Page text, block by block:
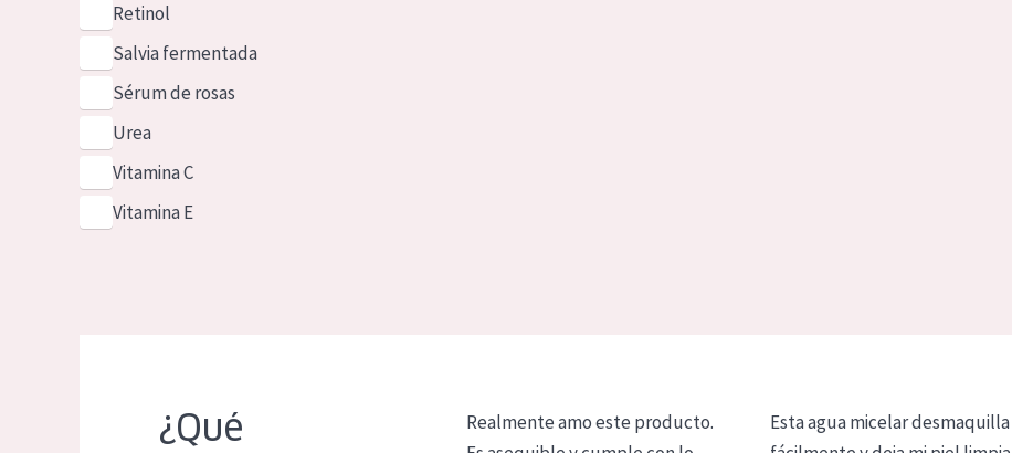
Retinol
Salvia fermentada
Sérum de rosas
Urea
Vitamina C
Vitamina E
¿Qué
Realmente amo este producto.
Esta agua micelar desmaquilla